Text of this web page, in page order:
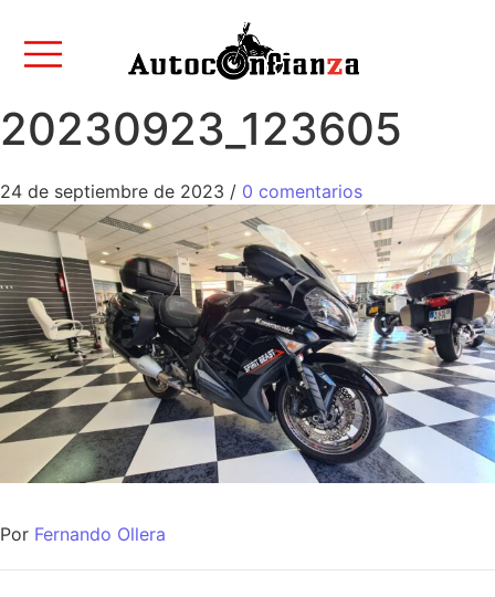
20230923_123605
24 de septiembre de 2023 / 0 comentarios
Por Fernando Ollera